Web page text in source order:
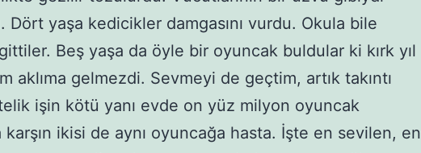
Dört yaşa kedicikler damgasını vurdu. Okula bile
Beş yaşa da öyle bir oyuncak buldular ki kırk yıl
aklıma gelmezdi. Sevmeyi de geçtim, artık takıntı
işin kötü yanı evde on yüz milyon oyuncak
karşın ikisi de aynı oyuncağa hasta. İşte en sevilen, en